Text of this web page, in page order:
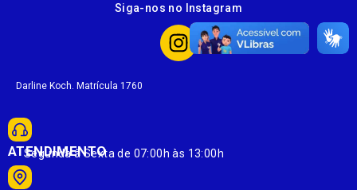
Siga-nos no Instagram
Darline Koch. Matrícula 1760
ATENDIMENTO
Segunda à Sexta de 07:00h às 13:00h